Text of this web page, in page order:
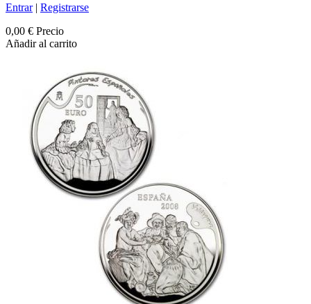
Entrar| Registrarse
0,00 € Precio
Añadir al carrito